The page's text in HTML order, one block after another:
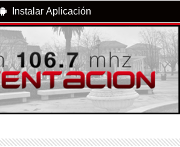
Instalar Aplicación